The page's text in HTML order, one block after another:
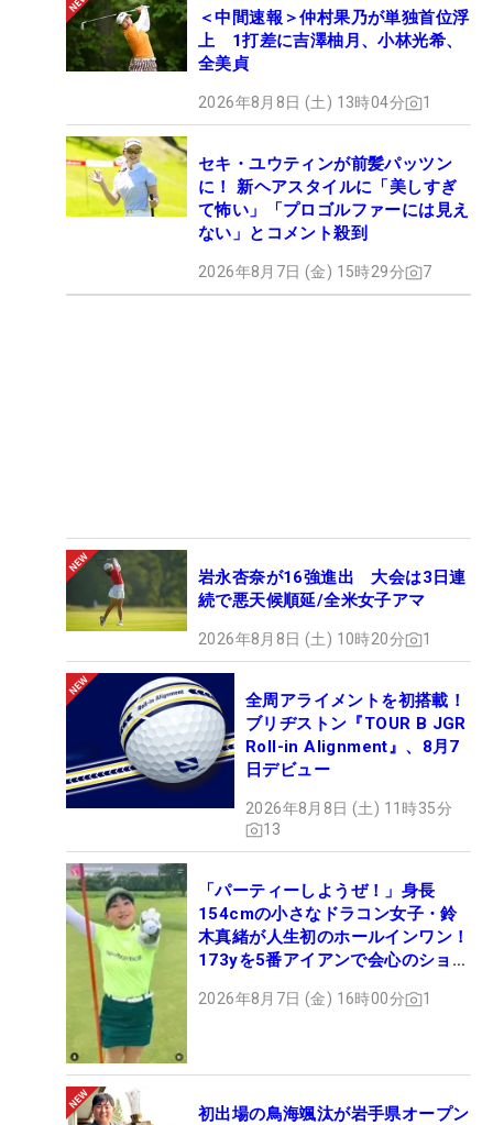
＜中間速報＞仲村果乃が単独首位浮
上 1打差に吉澤柚月、小林光希、
全美貞
2026年8月8日 (土) 13時04分 1
セキ・ユウティンが前髪パッツン
に！ 新ヘアスタイルに「美しすぎ
て怖い」「プロゴルファーには見え
ない」とコメント殺到
2026年8月7日 (金) 15時29分 7
岩永杏奈が16強進出 大会は3日連
続で悪天候順延/全米女子アマ
2026年8月8日 (土) 10時20分 1
全周アライメントを初搭載！
ブリヂストン『TOUR B JGR
Roll-in Alignment』、8月7
日デビュー
2026年8月8日 (土) 11時35分
13
「パーティーしようぜ！」身長
154cmの小さなドラコン女子・鈴
木真緒が人生初のホールインワン！
173yを5番アイアンで会心のショッ
2026年8月7日 (金) 16時00分 1
初出場の鳥海颯汰が岩手県オープン